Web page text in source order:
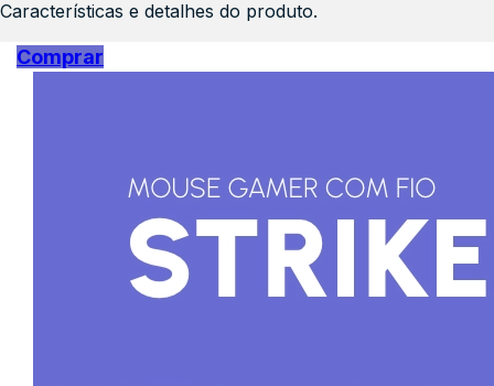
Características e detalhes do produto.
Comprar